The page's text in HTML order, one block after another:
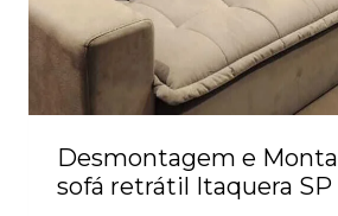
Desmontagem e
sofá retrátil Itaquera SP